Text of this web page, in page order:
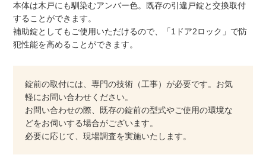
本体は木戸にも馴染むアンバー色。既存の引違戸錠と交換取付
することができます。
補助錠としてもご使用いただけるので、「1ドア2ロック」で防
犯性能を高めることができます。
錠前の取付には、専門の技術（工事）が必要です。お気
軽にお問い合わせください。
お問い合わせの際、既存の錠前の型式やご使用の環境な
どをお伺いする場合がございます。
必要に応じて、現場調査を実施いたします。